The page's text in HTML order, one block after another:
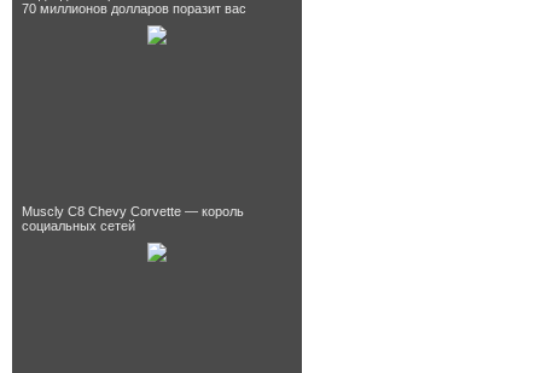
70 миллионов долларов поразит вас
Muscly C8 Chevy Corvette — король
социальных сетей